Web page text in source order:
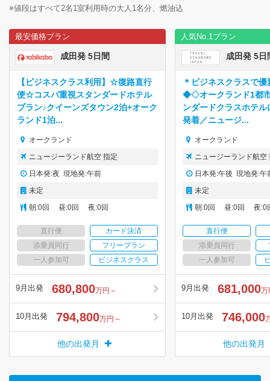
※値段はすべて2名1室利用時の大人1名分、燃油込
最安価格プラン
成田発 5日間
【ビジネスクラス利用】☆復路直行
便☆コスパ重視スタンダードホテル
プラン♪クイーンズタウン2泊+オーク
ランド1泊...
オークランド
ニュージーランド航空 指定
日本発:夜 現地発:午前
未定
朝:0回 昼:0回 夜:0回
直行便
カード決済
添乗員同行
フリープラン
一人参加可
ビジネスクラス
9月出発 680,800万円～
10月出発 794,800万円～
他の出発月
人気No.1プラン
成田発 5日
＊ビジネスクラスで
◆◇オークランド1都
ンダードクラスホテル
発着／ニュージ...
オークランド
ニュージーランド航空
日本発:午後 現地発:午
未定
朝:0回 昼:0回 夜:0
直行便
添乗員同行
一人参加可
9月出発 681,000万
10月出発 746,000
他の出発月